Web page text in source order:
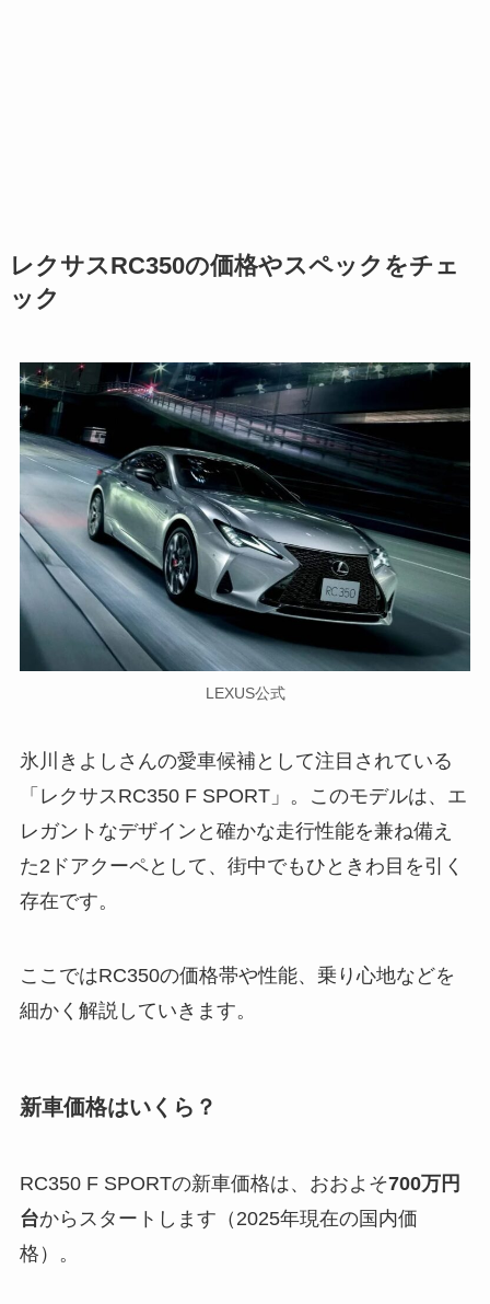
レクサスRC350の価格やスペックをチェ
ック
LEXUS公式
氷川きよしさんの愛車候補として注目されている
「レクサスRC350 F SPORT」。このモデルは、エ
レガントなデザインと確かな走行性能を兼ね備え
た2ドアクーペとして、街中でもひときわ目を引く
存在です。
ここではRC350の価格帯や性能、乗り心地などを
細かく解説していきます。
新車価格はいくら？
RC350 F SPORTの新車価格は、おおよそ700万円
台からスタートします（2025年現在の国内価
格）。